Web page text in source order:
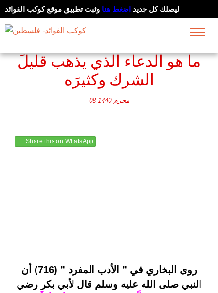
ليصلك كل جديد اضغط هنا وثبت تطبيق موقع كوكب الفوائد
ما هو الدعاء الذي يذهب قليلَ
الشرك وكثيرَه
08 محرم 1440
Share this on WhatsApp
روى البخاري في ” الأدب المفرد ” (716) أن
النبي صلى الله عليه وسلم قال لأبي بكر رضي